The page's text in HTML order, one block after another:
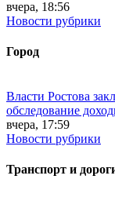
вчера, 18:56
Новости рубрики
Город
Власти Ростова
обследование
вчера, 17:59
Новости рубрики
Транспорт и